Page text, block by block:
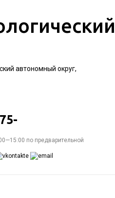
автономный округ,
по предварительной